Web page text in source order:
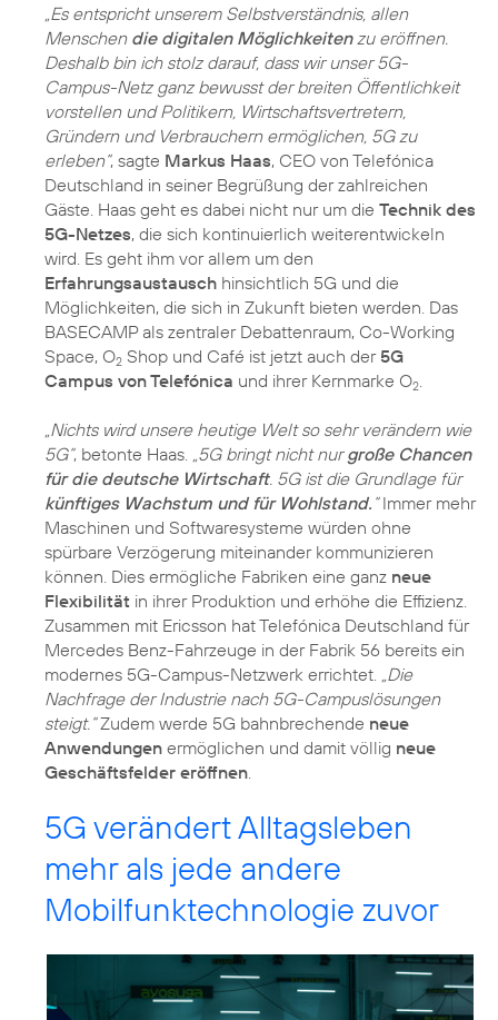
„Es entspricht unserem Selbstverständnis, allen
Menschen die digitalen Möglichkeitenzu eröffnen.
Deshalb bin ich stolz darauf, dass wir unser 5G-
Campus-Netz ganz bewusst der breiten Öffentlichkeit
vorstellen und Politikern, Wirtschaftsvertretern,
Gründern und Verbrauchern ermöglichen, 5G zu
erleben“, sagte Markus Haas, CEO von Telefónica
Deutschland in seiner Begrüßung der zahlreichen
Gäste. Haas geht es dabei nicht nur um die Technik des
5G-Netzes, die sich kontinuierlich weiterentwickeln
wird. Es geht ihm vor allem um den
Erfahrungsaustausch hinsichtlich 5G und die
Möglichkeiten, die sich in Zukunft bieten werden. Das
BASECAMP als zentraler Debattenraum, Co-Working
Space, O2 Shop und Café ist jetzt auch der5G
Campus von Telefónica und ihrer Kernmarke O2
„Nichts wird unsere heutige Welt so sehr verändern wie
5G“, betonte Haas. „5G bringt nicht nurgroße Chancen
für die deutsche Wirtschaft. 5G ist die Grundlage für
künftiges Wachstum und für Wohlstand. “Immer mehr
Maschinen und Softwaresysteme würden ohne
spürbare Verzögerung miteinander kommunizieren
können. Dies ermögliche Fabriken eine ganz neue
Flexibilität in ihrer Produktion und erhöhe die Effizienz.
Zusammen mit Ericsson hat Telefónica Deutschland für
Mercedes Benz-Fahrzeuge in der Fabrik 56 bereits ein
modernes 5G-Campus-Netzwerk errichtet.
„Die
Nachfrage der Industrie nach 5G-Campuslösungen
steigt.“Zudem werde 5G bahnbrechende neue
Anwendungen ermöglichen und damit völlig neue
Geschäftsfelder eröffnen
5G verändert Alltagsleben
mehr als jede andere
Mobilfunktechnologie zuvor